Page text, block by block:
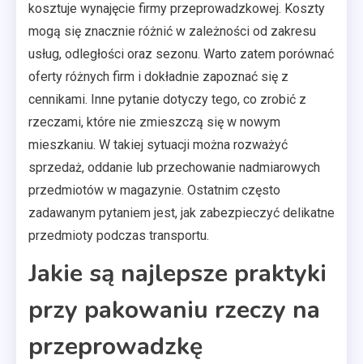
kosztuje wynajęcie firmy przeprowadzkowej. Koszty
mogą się znacznie różnić w zależności od zakresu
usług, odległości oraz sezonu. Warto zatem porównać
oferty różnych firm i dokładnie zapoznać się z
cennikami. Inne pytanie dotyczy tego, co zrobić z
rzeczami, które nie zmieszczą się w nowym
mieszkaniu. W takiej sytuacji można rozważyć
sprzedaż, oddanie lub przechowanie nadmiarowych
przedmiotów w magazynie. Ostatnim często
zadawanym pytaniem jest, jak zabezpieczyć delikatne
przedmioty podczas transportu.
Jakie są najlepsze praktyki
przy pakowaniu rzeczy na
przeprowadzkę